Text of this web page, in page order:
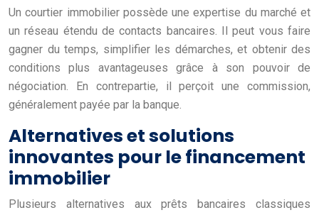
Un courtier immobilier possède une expertise du marché et
un réseau étendu de contacts bancaires. Il peut vous faire
gagner du temps, simplifier les démarches, et obtenir des
conditions plus avantageuses grâce à son pouvoir de
négociation. En contrepartie, il perçoit une commission,
généralement payée par la banque.
Alternatives et solutions
innovantes pour le financement
immobilier
Plusieurs alternatives aux prêts bancaires classiques